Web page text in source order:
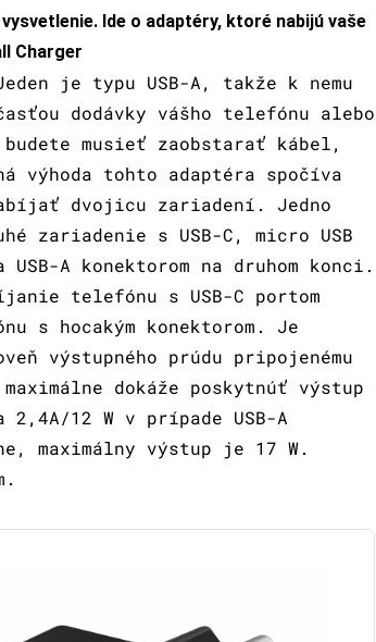
Ide o adaptéry, ktoré nabijú vaše
Charger
je typu USB-A, takže k nemu
dodávky vášho telefónu alebo
musieť zaobstarať kábel,
výhoda tohto adaptéra spočíva
dvojicu zariadení. Jedno
zariadenie s USB-C, micro USB
A konektorom na druhom konci.
telefónu s USB-C portom
s hocakým konektorom. Je
výstupného prúdu pripojenému
dokáže poskytnúť výstup
12 W v prípade USB-A
maximálny výstup je 17 W.